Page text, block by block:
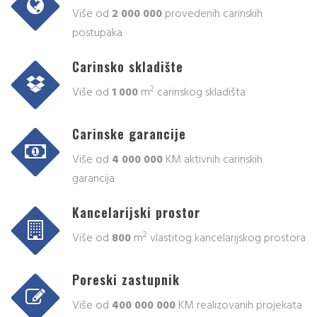
Više od 2 000 000 provedenih carinskih
postupaka
Carinsko skladište
Više od 1 000 m2 carinskog skladišta
Carinske garancije
Više od 4 000 000 KM aktivnih carinskih
garancija
Kancelarijski prostor
Više od 800 m2 vlastitog kancelarijskog prostora
Poreski zastupnik
Više od 400 000 000 KM realizovanih projekata